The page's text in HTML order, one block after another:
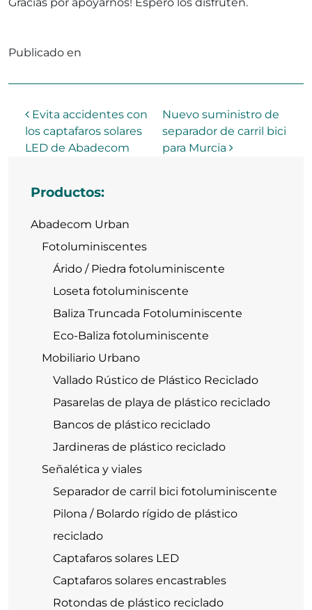
Publicado en
Navegación de entradas
Evita accidentes con
los captafaros solares
LED de Abadecom
Nuevo suministro de
separador de carril bici
para Murcia
Productos:
Abadecom Urban
Fotoluminiscentes
Árido / Piedra fotoluminiscente
Loseta fotoluminiscente
Baliza Truncada Fotoluminiscente
Eco-Baliza fotoluminiscente
Mobiliario Urbano
Vallado Rústico de Plástico Reciclado
Pasarelas de playa de plástico reciclado
Bancos de plástico reciclado
Jardineras de plástico reciclado
Señalética y viales
Separador de carril bici fotoluminiscente
Pilona / Bolardo rígido de plástico
reciclado
Captafaros solares LED
Captafaros solares encastrables
Rotondas de plástico reciclado